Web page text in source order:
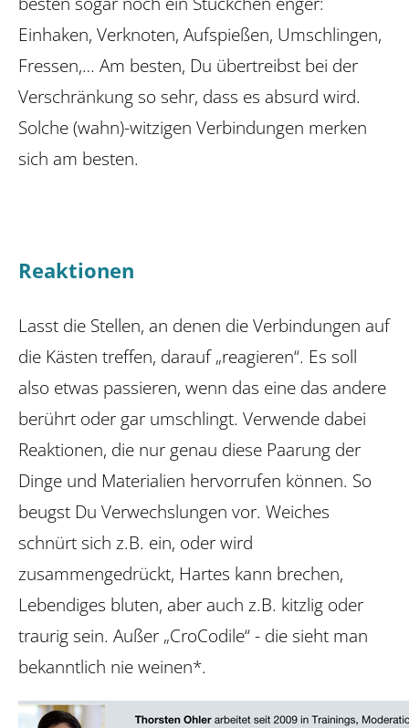
Einhaken, Verknoten, Aufspießen, Umschlingen,
Fressen,… Am besten, Du übertreibst bei der
Verschränkung so sehr, dass es absurd wird.
Solche (wahn)-witzigen Verbindungen merken
sich am besten.
Reaktionen
Lasst die Stellen, an denen die Verbindungen auf
die Kästen treffen, darauf „reagieren“. Es soll
also etwas passieren, wenn das eine das andere
berührt oder gar umschlingt. Verwende dabei
Reaktionen, die nur genau diese Paarung der
Dinge und Materialien hervorrufen können. So
beugst Du Verwechslungen vor. Weiches
schnürt sich z.B. ein, oder wird
zusammengedrückt, Hartes kann brechen,
Lebendiges bluten, aber auch z.B. kitzlig oder
traurig sein. Außer „CroCodile“ - die sieht man
bekanntlich nie weinen*.